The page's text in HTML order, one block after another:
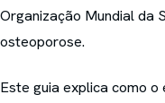
Organização Mundial da
osteoporose.
Este guia explica como